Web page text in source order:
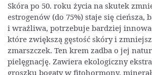
Skóra po 50. roku życia na skutek
estrogenów (do 75%) staje się cieńsza,
i wrażliwa, potrzebuje bardziej
które zwiększą gęstość skóry i
zmarszczek. Ten krem zadba o jej
pielęgnację. Zawiera ekologiczny
groszku bogaty w fitohormony,